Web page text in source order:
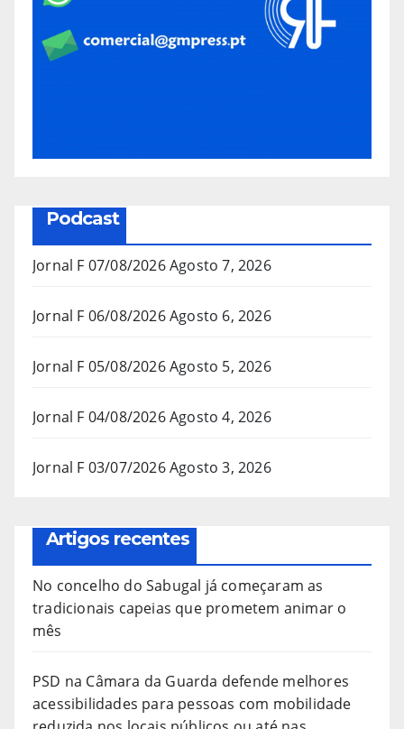
Podcast
Jornal F 07/08/2026Agosto 7, 2026
Jornal F 06/08/2026Agosto 6, 2026
Jornal F 05/08/2026Agosto 5, 2026
Jornal F 04/08/2026Agosto 4, 2026
Jornal F 03/07/2026Agosto 3, 2026
Artigos recentes
No concelho do Sabugal já começaram as
tradicionais capeias que prometem animar o
mês
PSD na Câmara da Guarda defende melhores
acessibilidades para pessoas com mobilidade